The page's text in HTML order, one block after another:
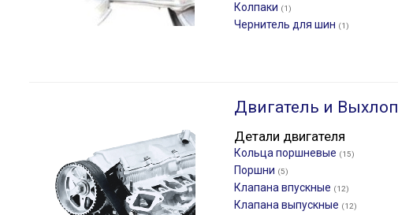
Колпаки (1)
Чернитель для шин (1)
Двигатель и Выхлоп
Детали двигателя
Кольца поршневые (15)
Поршни (5)
Клапана впускные (12)
Клапана выпускные (12)